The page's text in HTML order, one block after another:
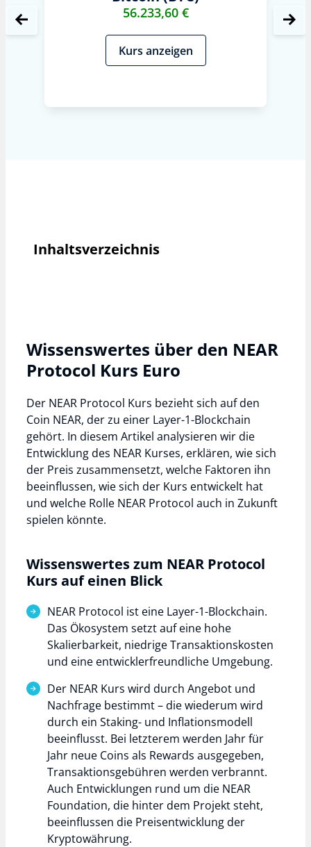
56.233,60 €
Kurs anzeigen
Inhaltsverzeichnis
Wissenswertes über den NEAR
Protocol Kurs Euro
Der NEAR Protocol Kurs bezieht sich auf den
Coin NEAR, der zu einer Layer-1-Blockchain
gehört. In diesem Artikel analysieren wir die
Entwicklung des NEAR Kurses, erklären, wie sich
der Preis zusammensetzt, welche Faktoren ihn
beeinflussen, wie sich der Kurs entwickelt hat
und welche Rolle NEAR Protocol auch in Zukunft
spielen könnte.
Wissenswertes zum NEAR Protocol
Kurs auf einen Blick
NEAR Protocol ist eine Layer-1-Blockchain.
Das Ökosystem setzt auf eine hohe
Skalierbarkeit, niedrige Transaktionskosten
und eine entwicklerfreundliche Umgebung.
Der NEAR Kurs wird durch Angebot und
Nachfrage bestimmt – die wiederum wird
durch ein Staking- und Inflationsmodell
beeinflusst. Bei letzterem werden Jahr für
Jahr neue Coins als Rewards ausgegeben,
Transaktionsgebühren werden verbrannt.
Auch Entwicklungen rund um die NEAR
Foundation, die hinter dem Projekt steht,
beeinflussen die Preisentwicklung der
Kryptowährung.